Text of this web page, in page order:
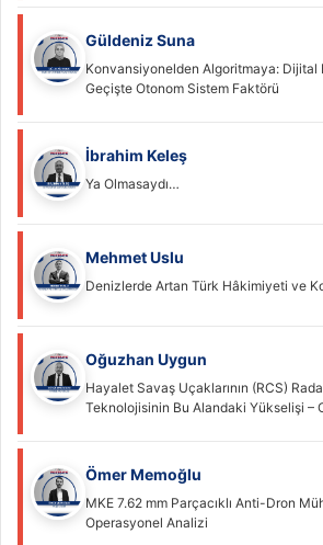
Güldeniz Suna
Konvansiyonelden Algoritmaya: Dijital
Geçişte Otonom Sistem Faktörü
İbrahim Keleş
Ya Olmasaydı…
Mehmet Uslu
Denizlerde Artan Türk Hâkimiyeti ve
Oğuzhan Uygun
Hayalet Savaş Uçaklarının (RCS)
Teknolojisinin Bu Alandaki Yükselişi –
Ömer Memoğlu
MKE 7.62 mm Parçacıklı Anti-Dron
Operasyonel Analizi